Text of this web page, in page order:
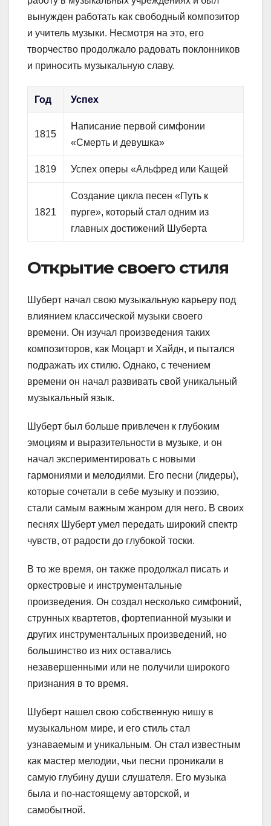
вынужден работать как свободный композитор
и учитель музыки. Несмотря на это, его
творчество продолжало радовать поклонников
и приносить музыкальную славу.
Год Успех
1815
Написание первой симфонии
«Смерть и девушка»
1819 Успех оперы «Альфред или Кащей
1821
Создание цикла песен «Путь к
пурге», который стал одним из
главных достижений Шуберта
Открытие своего стиля
Шуберт начал свою музыкальную карьеру под
влиянием классической музыки своего
времени. Он изучал произведения таких
композиторов, как Моцарт и Хайдн, и пытался
подражать их стилю. Однако, с течением
времени он начал развивать свой уникальный
музыкальный язык.
Шуберт был больше привлечен к глубоким
эмоциям и выразительности в музыке, и он
начал экспериментировать с новыми
гармониями и мелодиями. Его песни (лидеры),
которые сочетали в себе музыку и поэзию,
стали самым важным жанром для него. В своих
песнях Шуберт умел передать широкий спектр
чувств, от радости до глубокой тоски.
В то же время, он также продолжал писать и
оркестровые и инструментальные
произведения. Он создал несколько симфоний,
струнных квартетов, фортепианной музыки и
других инструментальных произведений, но
большинство из них оставались
незавершенными или не получили широкого
признания в то время.
Шуберт нашел свою собственную нишу в
музыкальном мире, и его стиль стал
узнаваемым и уникальным. Он стал известным
как мастер мелодии, чьи песни проникали в
самую глубину души слушателя. Его музыка
была и по-настоящему авторской, и
самобытной.